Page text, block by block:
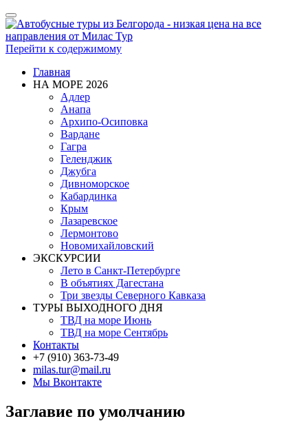
Показать/
Скрыть
навигацию
Перейти к содержимому
Главная
НА МОРЕ 2026
Адлер
Анапа
Архипо-Осиповка
Вардане
Гагра
Геленджик
Джубга
Дивноморское
Кабардинка
Крым
Лазаревское
Лермонтово
Новомихайловский
ЭКСКУРСИИ
Лето в Санкт-Петербурге
В объятиях Дагестана
Три звезды Северного Кавказа
ТУРЫ ВЫХОДНОГО ДНЯ
ТВД на море Июнь
ТВД на море Сентябрь
Контакты
+7 (910) 363-73-49
milas.tur@mail.ru
Мы Вконтакте
Заглавие по умолчанию